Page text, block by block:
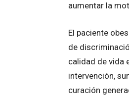
aumentar la
El paciente
de
calidad de vida
intervención,
curación